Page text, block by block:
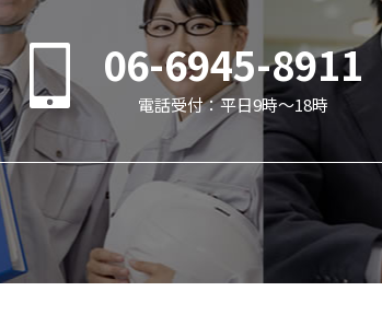
06-6945-8911
電話受付：平日9時～18時